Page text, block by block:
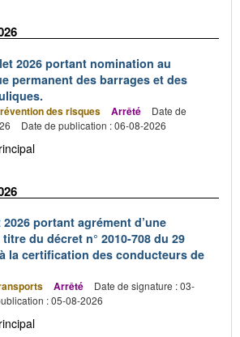
2026 portant nomination au
permanent des barrages et des
des risques Arrêté
Date de
Date de publication : 06-08-2026
portant agrément d’une
du décret n° 2010-708 du 29
la certification des conducteurs de
Arrêté
Date de signature : 03-
: 05-08-2026